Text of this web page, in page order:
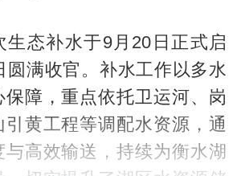
生态补水于9月20日正式启
圆满收官。补水工作以多水
障，重点依托卫运河、岗
黄工程等调配水资源，通
高效输送，持续为衡水湖